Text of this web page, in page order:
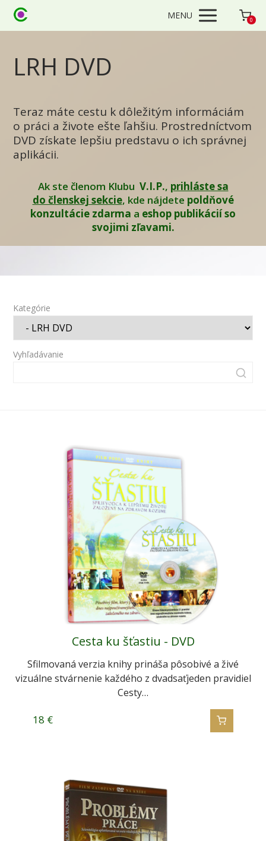
MENU 0
LRH DVD
Teraz máte cestu k dôležitým informáciám
o práci a živote ešte ľahšiu. Prostredníctvom
DVD získate lepšiu predstavu o ich správnej
aplikácii.
Ak ste členom Klubu V.I.P., prihláste sa
do členskej sekcie, kde nájdete poldňové
konzultácie zdarma a eshop publikácií so
svojimi zľavami.
Kategórie
Vyhľadávanie
Cesta ku šťastiu - DVD
Sfilmovaná verzia knihy prináša pôsobivé a živé
vizuálne stvárnenie každého z dvadsaťjeden pravidiel
Cesty…
18 €